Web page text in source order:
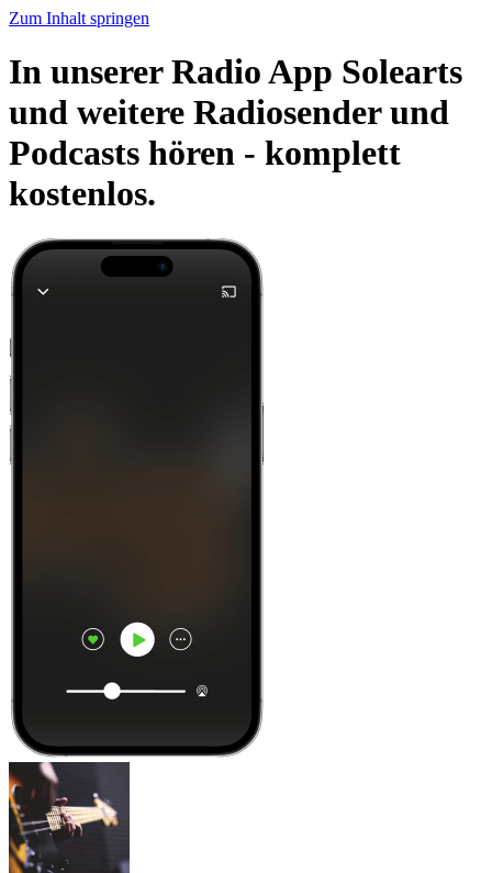
Zum Inhalt springen
In unserer Radio App Solearts
und weitere Radiosender und
Podcasts hören - komplett
kostenlos.